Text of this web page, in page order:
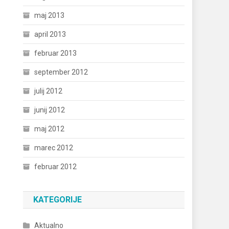
maj 2013
april 2013
februar 2013
september 2012
julij 2012
junij 2012
maj 2012
marec 2012
februar 2012
KATEGORIJE
Aktualno